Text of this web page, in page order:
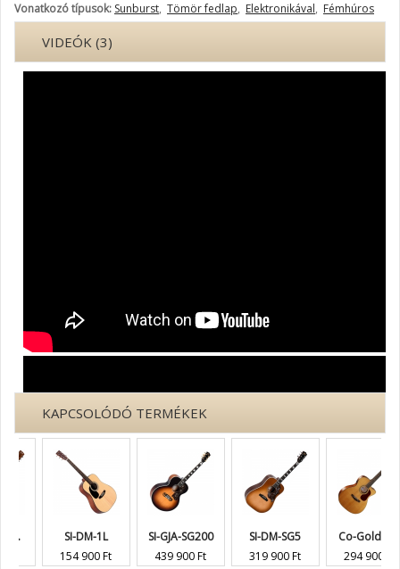
Vonatkozó típusok: Sunburst, Tömör fedlap, Elektronikával, Fémhúros
VIDEÓK (3)
KAPCSOLÓDÓ TERMÉKEK
SI-DM-1L
154 900 Ft
SI-GJA-SG200
439 900 Ft
SI-DM-SG5
319 900 Ft
Co-Gold-O...
294 900 Ft